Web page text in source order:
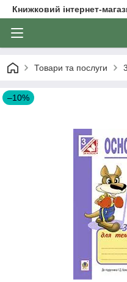
Книжковий інтернет-
Товари та послуги
–10%